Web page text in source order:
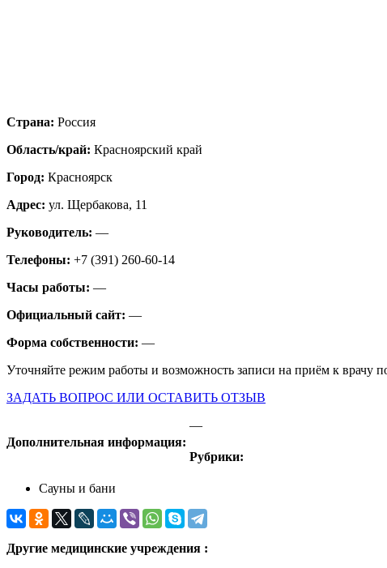
Страна: Россия
Область/край: Красноярский край
Город: Красноярск
Адрес: ул. Щербакова, 11
Руководитель: —
Телефоны: +7 (391) 260-60-14
Часы работы: —
Официальный сайт: —
Форма собственности: —
Уточняйте режим работы и возможность записи на приём к врачу
ЗАДАТЬ ВОПРОС ИЛИ ОСТАВИТЬ ОТЗЫВ
Дополнительная информация:
—
Рубрики:
Сауны и бани
Другие медицинские учреждения :